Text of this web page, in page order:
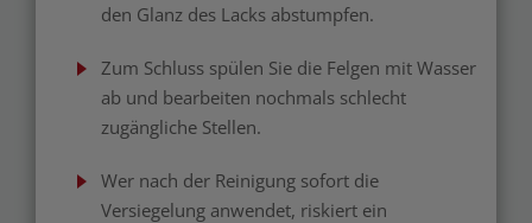
den Glanz des Lacks abstumpfen.
Zum Schluss spülen Sie die Felgen mit Wasser
ab und bearbeiten nochmals schlecht
zugängliche Stellen.
Wer nach der Reinigung sofort die
Versiegelung anwendet, riskiert ein